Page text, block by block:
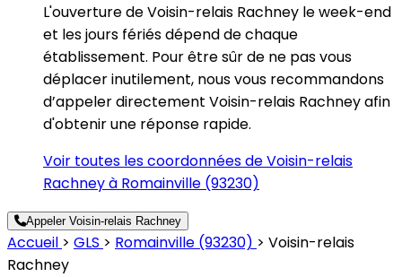
L'ouverture de Voisin-relais Rachney le week-end
et les jours fériés dépend de chaque
établissement. Pour être sûr de ne pas vous
déplacer inutilement, nous vous recommandons
d’appeler directement Voisin-relais Rachney afin
d'obtenir une réponse rapide.
Voir toutes les coordonnées de Voisin-relais
Rachney à Romainville (93230)
Appeler Voisin-relais Rachney
Accueil > GLS > Romainville (93230) > Voisin-relais
Rachney